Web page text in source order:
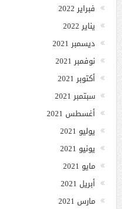
فبراير 2022
يناير 2022
ديسمبر 2021
نوفمبر 2021
أكتوبر 2021
سبتمبر 2021
أغسطس 2021
يوليو 2021
يونيو 2021
مايو 2021
أبريل 2021
مارس 2021